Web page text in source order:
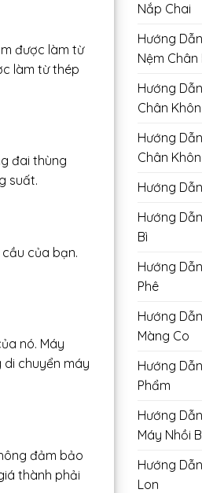
được làm từ
làm từ thép
đai thùng
suất.
của bạn.
nó. Máy
di chuyển máy
đảm bảo
thành phải
Nắp Chai
Hướng
Nệm Chân
Hướng
Chân
Hướng
Chân
Hướng
Hướng
Bì
Hướng
Phê
Hướng
Màng Co
Hướng
Phẩm
Hướng
Máy Nhồi
Hướng
Lon